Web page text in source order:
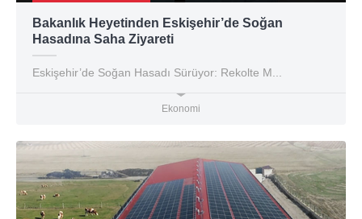
Bakanlık Heyetinden Eskişehir’de Soğan
Hasadına Saha Ziyareti
Eskişehir’de Soğan Hasadı Sürüyor: Rekolte M...
Ekonomi